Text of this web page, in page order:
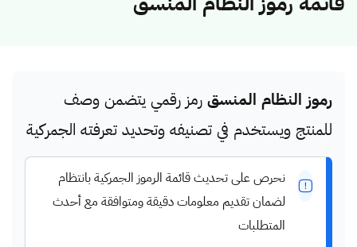
رموز النظام المنسق رمز رقمي يتضمن وصف
للمنتج ويستخدم في تصنيفه وتحديد تعرفته الجمركية
نحرص على تحديث قائمة الرموز الجمركية بانتظام
لضمان تقديم معلومات دقيقة ومتوافقة مع أحدث
المتطلبات